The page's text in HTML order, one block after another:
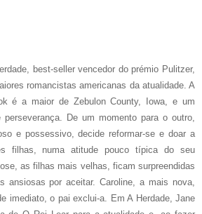
best-seller vencedor do prémio Pulitzer,
romancistas americanas da atualidade. A
é a maior de Zebulon County, Iowa, e um
De um momento para o outro,
e possessivo, decide reformar-se e doar a
filhas, numa atitude pouco típica do seu
as filhas mais velhas, ficam surpreendidas
ansiosas por aceitar. Caroline, a mais nova,
imediato, o pai exclui-a. Em A Herdade, Jane